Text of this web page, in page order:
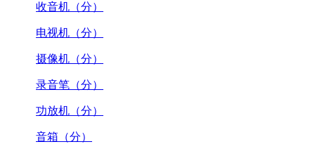
收音机（分）
电视机（分）
摄像机（分）
录音笔（分）
功放机（分）
音箱（分）